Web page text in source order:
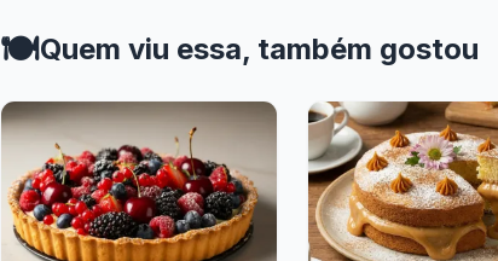
🍽️Quem viu essa, também gostou